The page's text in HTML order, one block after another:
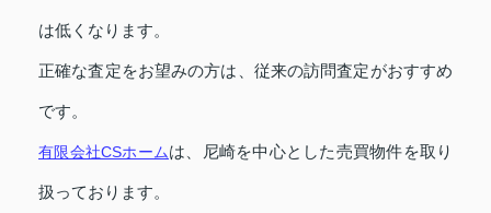
は低くなります。
正確な査定をお望みの方は、従来の訪問査定がおすすめ
です。
有限会社CSホームは、尼崎を中心とした売買物件を取り
扱っております。